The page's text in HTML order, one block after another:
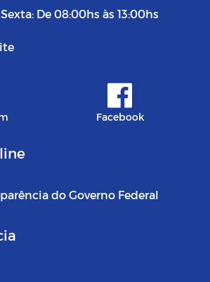
De 08:00hs às 13:00hs
Facebook
do Governo Federal